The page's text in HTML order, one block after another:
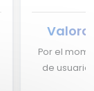
Por el
de usuarios